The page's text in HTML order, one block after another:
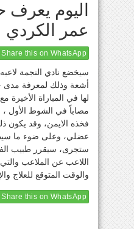
اليوم
عمر الكردي
Share this on WhatsApp
سيخضع نادي النجمة
أشعة وذلك لمعرفة مدى
لها في المباراة
مصاباً في الشوط الأول
فخذه الايمن، وقد
عضلي، وعلى ضوء ما
ستجرى، سيقرر طبيب
اللاعب عن الملاعب
والوقت المتوقع للعلاج
Share this on WhatsApp